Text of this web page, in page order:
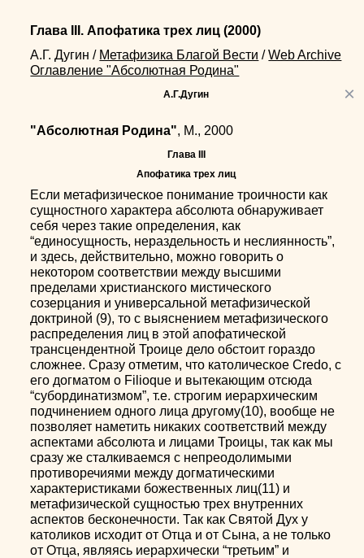
×
Глава III. Апофатика трех лиц (2000)
А.Г. Дугин / Метафизика Благой Вести / Web Archive
Оглавление "Абсолютная Родина"
А.Г.Дугин
"Абсолютная Родина", М., 2000
Глава III
Апофатика трех лиц
Если метафизическое понимание троичности как
сущностного характера абсолюта обнаруживает
себя через такие определения, как
“единосущность, нераздельность и неслиянность”,
и здесь, действительно, можно говорить о
некотором соответствии между высшими
пределами христианского мистического
созерцания и универсальной метафизической
доктриной (9), то с выяснением метафизического
распределения лиц в этой апофатической
трансцендентной Троице дело обстоит гораздо
сложнее. Сразу отметим, что католическое Credo, с
его догматом о Filioque и вытекающим отсюда
“субординатизмом”, т.е. строгим иерархическим
подчинением одного лица другому(10), вообще не
позволяет наметить никаких соответствий между
аспектами абсолюта и лицами Троицы, так как мы
сразу же сталкиваемся с непреодолимыми
противоречиями между догматическими
характеристиками божественных лиц(11) и
метафизической сущностью трех внутренних
аспектов бесконечности. Так как Святой Дух у
католиков исходит от Отца и от Сына, а не только
от Отца, являясь иерархически “третьим” и